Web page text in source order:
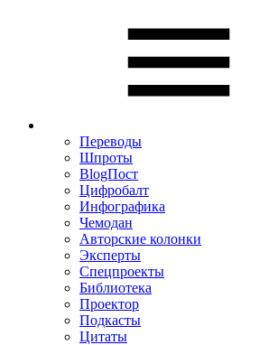
Переводы
Шпроты
BlogПост
Цифробалт
Инфографика
Чемодан
Авторские колонки
Эксперты
Спецпроекты
Библиотека
Проектор
Подкасты
Цитаты